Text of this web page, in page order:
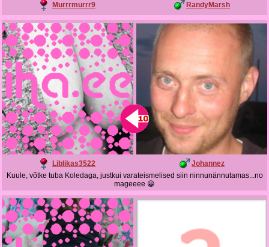
Murrrmurrr9 RandyMarsh
Liblikas3522
Johannez
Kuule, võtke tuba Koledaga, justkui varateismelised siin ninnunännutamas...no
mageeee 😀